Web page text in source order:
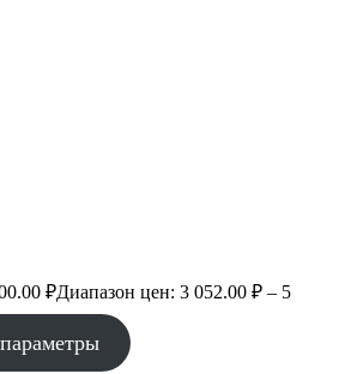
₽Диапазон цен: 3 052.00 ₽ – 5